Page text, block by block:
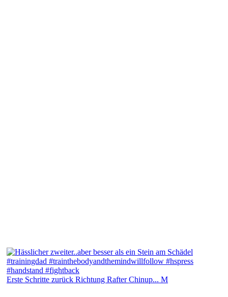
Erste Schritte zurück Richtung Rafter Chinup... M